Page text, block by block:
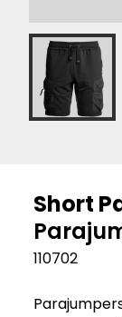
Short
110702